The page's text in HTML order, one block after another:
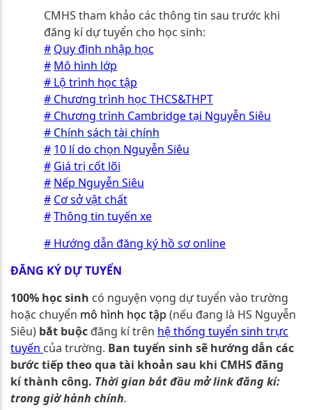
CMHS tham khảo các thông tin sau trước khi
đăng kí dự tuyển cho học sinh:
# Quy định nhập học
# Mô hình lớp
# Lộ trình học tập
# Chương trình học THCS&THPT
# Chương trình Cambridge tại Nguyễn Siêu
# Chính sách tài chính
# 10 lí do chọn Nguyễn Siêu
# Giá trị cốt lõi
# Nếp Nguyễn Siêu
# Cơ sở vật chất
#Thông tin tuyến xe
# Hướng dẫn đăng ký hồ sơ online
ĐĂNG KÝ DỰ TUYỂN
100% học sinh có nguyện vọng dự tuyển vào trường
hoặc chuyển mô hình học tập (nếu đang là HS Nguyễn
Siêu) bắt buộc đăng kí trên hệ thống tuyển sinh trực
tuyến của trường. Ban tuyển sinh sẽ hướng dẫn các
bước tiếp theo qua tài khoản sau khi CMHS đăng
kí thành công. Thời gian bắt đầu mở link đăng kí:
trong giờ hành chính.